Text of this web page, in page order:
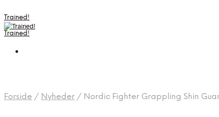
Trained!
Trained!
Forside / Nyheder / Nordic Fighter Grappling Shin